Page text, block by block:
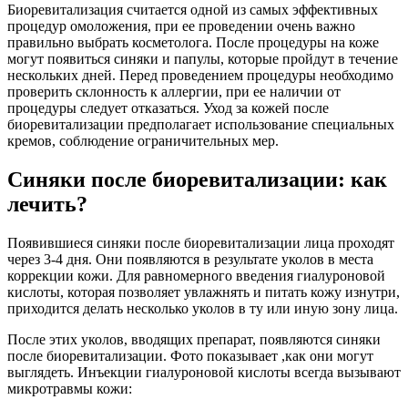
Биоревитализация считается одной из самых эффективных
процедур омоложения, при ее проведении очень важно
правильно выбрать косметолога. После процедуры на коже
могут появиться синяки и папулы, которые пройдут в течение
нескольких дней. Перед проведением процедуры необходимо
проверить склонность к аллергии, при ее наличии от
процедуры следует отказаться. Уход за кожей после
биоревитализации предполагает использование специальных
кремов, соблюдение ограничительных мер.
Синяки после биоревитализации: как
лечить?
Появившиеся синяки после биоревитализации лица проходят
через 3-4 дня. Они появляются в результате уколов в места
коррекции кожи. Для равномерного введения гиалуроновой
кислоты, которая позволяет увлажнять и питать кожу изнутри,
приходится делать несколько уколов в ту или иную зону лица.
После этих уколов, вводящих препарат, появляются синяки
после биоревитализации. Фото показывает ,как они могут
выглядеть. Инъекции гиалуроновой кислоты всегда вызывают
микротравмы кожи: